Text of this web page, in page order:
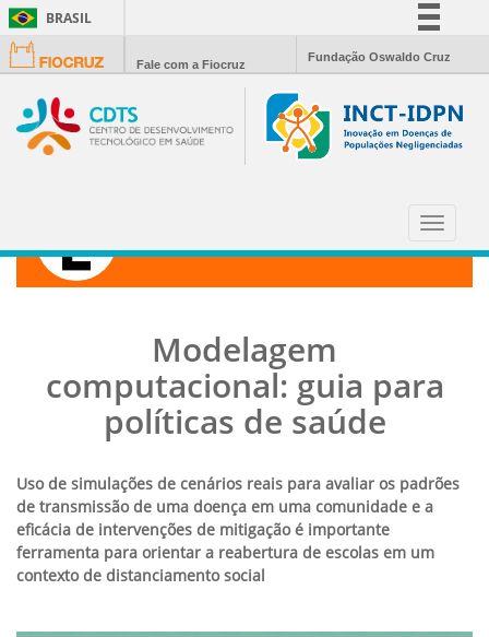
BRASIL
Simplifique!
Participe
Acesso à informação
Fale com a Fiocruz
Fundação Oswaldo Cruz
Toggle
Modelagem
computacional: guia para
políticas de saúde
Uso de simulações de cenários reais para avaliar os padrões
de transmissão de uma doença em uma comunidade e a
eficácia de intervenções de mitigação é importante
ferramenta para orientar a reabertura de escolas em um
contexto de distanciamento social